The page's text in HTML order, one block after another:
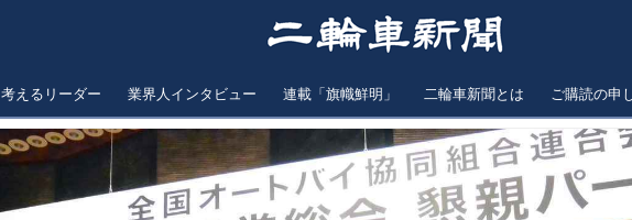
考えるリーダー 業界人インタビュー 連載「旗幟鮮明」 二輪車新聞とは ご購読の申